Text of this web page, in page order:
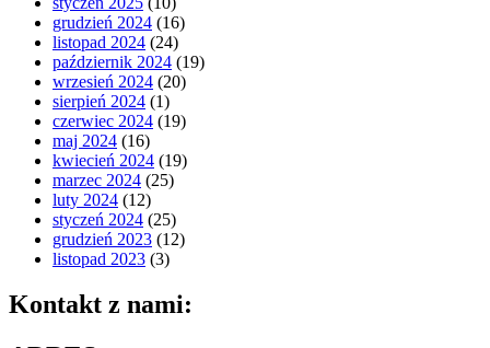
grudzień 2024 (16)
listopad 2024 (24)
październik 2024 (19)
wrzesień 2024 (20)
sierpień 2024 (1)
czerwiec 2024 (19)
maj 2024 (16)
kwiecień 2024 (19)
marzec 2024 (25)
luty 2024 (12)
styczeń 2024 (25)
grudzień 2023 (12)
listopad 2023 (3)
Kontakt z nami: